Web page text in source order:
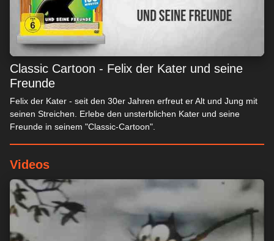
Classic Cartoon - Felix der Kater und seine
Freunde
Felix der Kater - seit den 30er Jahren erfreut er Alt und Jung mit
seinen Streichen. Erlebe den unsterblichen Kater und seine
Freunde in seinem "Classic-Cartoon".
Videos